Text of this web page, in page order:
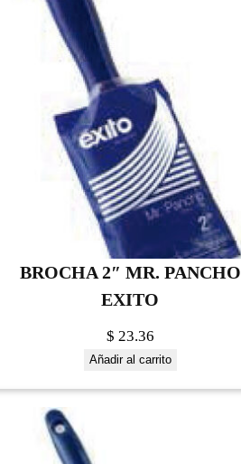
BROCHA 2″ MR. PANCHO
EXITO
$ 23.36
Añadir al carrito